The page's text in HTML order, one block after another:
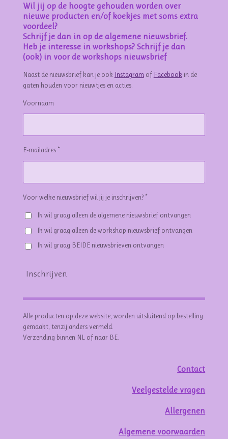
Wil jij op de hoogte gehouden worden over
nieuwe producten en/of koekjes met soms extra
voordeel?
Schrijf je dan in op de algemene nieuwsbrief.
Heb je interesse in workshops? Schrijf je dan
(ook) in voor de workshops nieuwsbrief
Naast de nieuwsbrief kan je ook Instagram of Facebook in de
gaten houden voor nieuwtjes en acties.
Voornaam
E-mailadres *
Voor welke nieuwsbrief wil jij je inschrijven? *
Ik wil graag alleen de algemene nieuwsbrief ontvangen
Ik wil graag alleen de workshop nieuwsbrief ontvangen
Ik wil graag BEIDE nieuwsbrieven ontvangen
Inschrijven
Alle producten op deze website, worden uitsluitend op bestelling
gemaakt, tenzij anders vermeld.
Verzending binnen NL of naar BE.
Contact
Veelgestelde vragen
Allergenen
Algemene voorwaarden